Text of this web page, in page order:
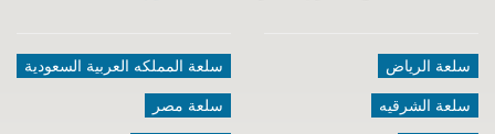
سلعة الرياض
سلعة الشرقيه
سلعة المملكه العربية السعودية
سلعة مصر